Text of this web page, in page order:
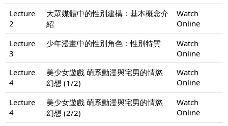
Lecture
2
大眾媒體中的性別建構：基本概念介
紹
Watch
Online
Lecture
3
少年漫畫中的性別角色：性別特質
Watch
Online
Lecture
4
美少女遊戲 萌系動漫與宅男的情慾
幻想 (1/2)
Watch
Online
Lecture
4
美少女遊戲 萌系動漫與宅男的情慾
幻想 (2/2)
Watch
Online